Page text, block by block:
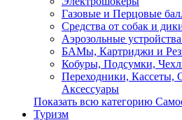
Газовые и Перцовые
Средства от собак и
Аэрозольные
БАМы, Картриджи и
Кобуры, Подсумки,
Переходники,
Аксессуары
Показать всю категорию
Туризм